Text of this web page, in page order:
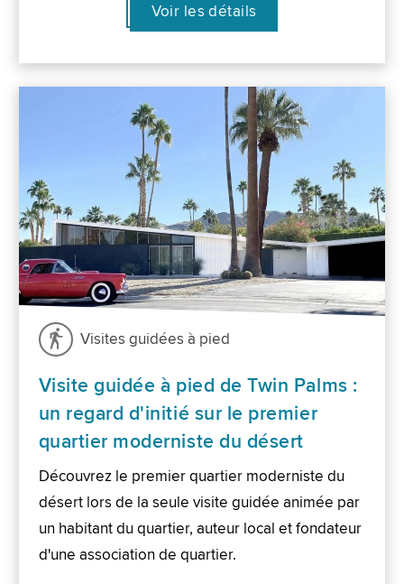
Voir les détails
Visites guidées à pied
Visite guidée à pied de Twin Palms :
un regard d'initié sur le premier
quartier moderniste du désert
Découvrez le premier quartier moderniste du
désert lors de la seule visite guidée animée par
un habitant du quartier, auteur local et fondateur
d'une association de quartier.